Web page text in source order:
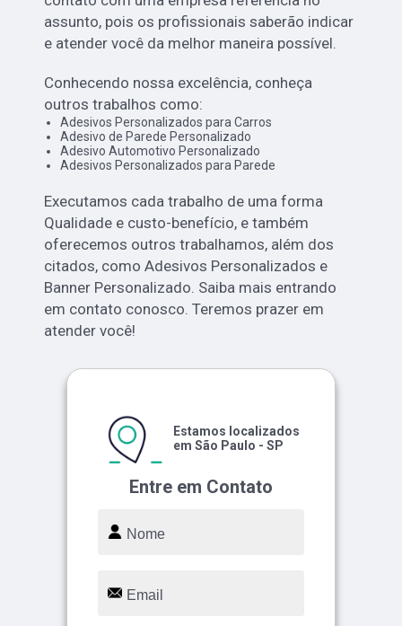
assunto, pois os profissionais saberão indicar
e atender você da melhor maneira possível.
Conhecendo nossa excelência, conheça
outros trabalhos como:
Adesivos Personalizados para Carros
Adesivo de Parede Personalizado
Adesivo Automotivo Personalizado
Adesivos Personalizados para Parede
Executamos cada trabalho de uma forma
Qualidade e custo-benefício, e também
oferecemos outros trabalhamos, além dos
citados, como Adesivos Personalizados e
Banner Personalizado. Saiba mais entrando
em contato conosco. Teremos prazer em
atender você!
Entre em Contato
Estamos localizados
em São Paulo - SP